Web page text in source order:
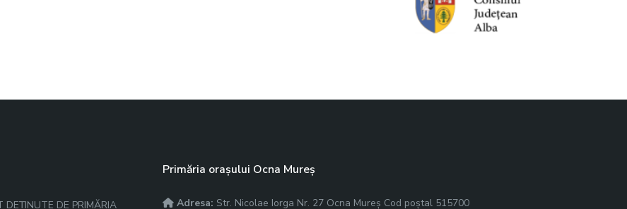
DEȚINUTE DE PRIMĂRIA
Primăria orașului Ocna Mureș
Adresa: Str. Nicolae Iorga Nr. 27 Ocna Mureș Cod poștal 515700